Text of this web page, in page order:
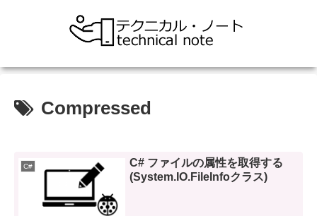
Compressed
C#
C# ファイルの属性を取得する
(System.IO.FileInfoクラス)